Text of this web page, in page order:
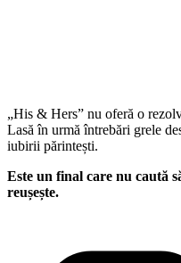
„His & Hers” nu oferă o
Lasă în urmă întrebări grele
iubirii părintești.
Este un final care nu caută
reușește.